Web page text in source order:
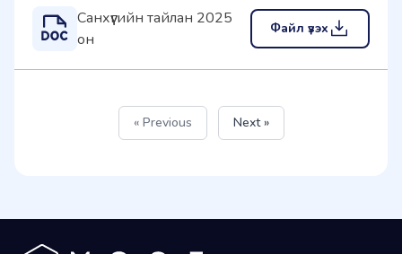
Санхүүгийн тайлан 2025
он
Файл үзэх
« Previous Next »